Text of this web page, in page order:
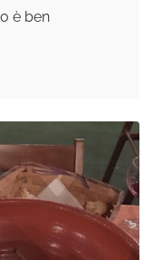
è ben